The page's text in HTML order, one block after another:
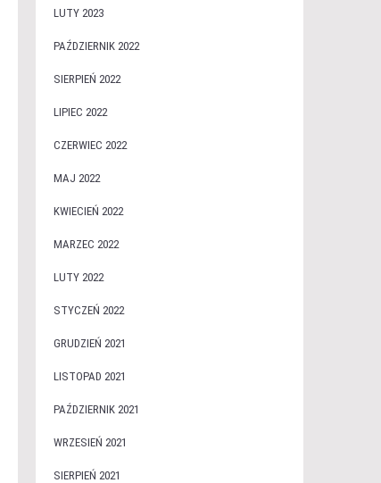
LUTY 2023
PAŹDZIERNIK 2022
SIERPIEŃ 2022
LIPIEC 2022
CZERWIEC 2022
MAJ 2022
KWIECIEŃ 2022
MARZEC 2022
LUTY 2022
STYCZEŃ 2022
GRUDZIEŃ 2021
LISTOPAD 2021
PAŹDZIERNIK 2021
WRZESIEŃ 2021
SIERPIEŃ 2021